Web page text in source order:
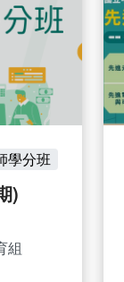
學分班
)
組